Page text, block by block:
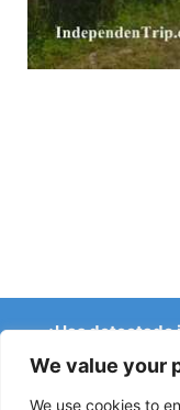
We value your
We use cookies to
¿Has detectado
Avisos sobre
obras u otros